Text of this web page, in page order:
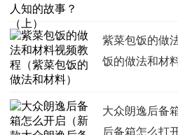
紫菜包饭的做
饭的做法和材料
大众朗逸后备
后备箱怎么打开